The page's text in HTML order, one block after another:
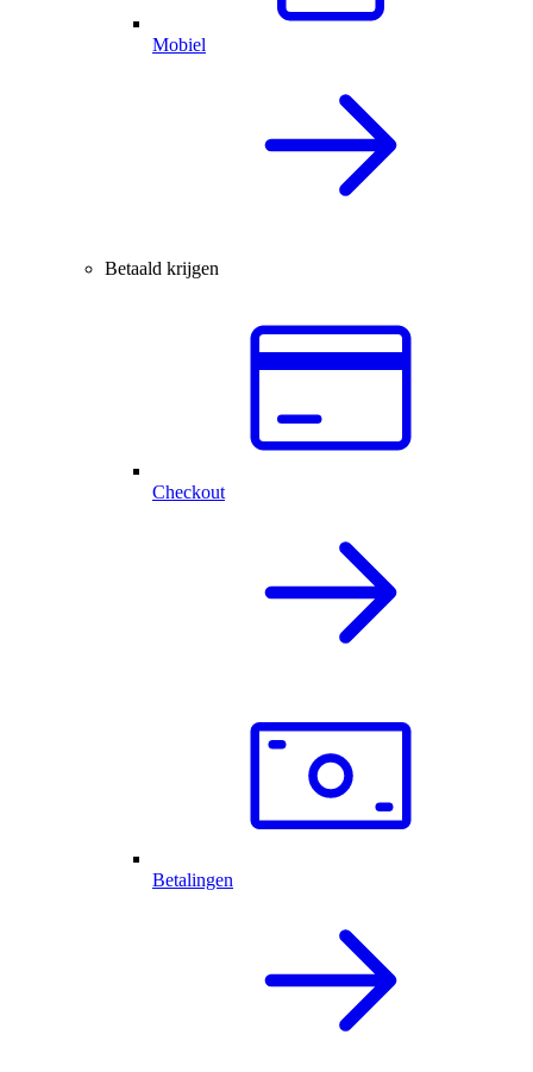
Mobiel
Betaald krijgen
Checkout
Betalingen